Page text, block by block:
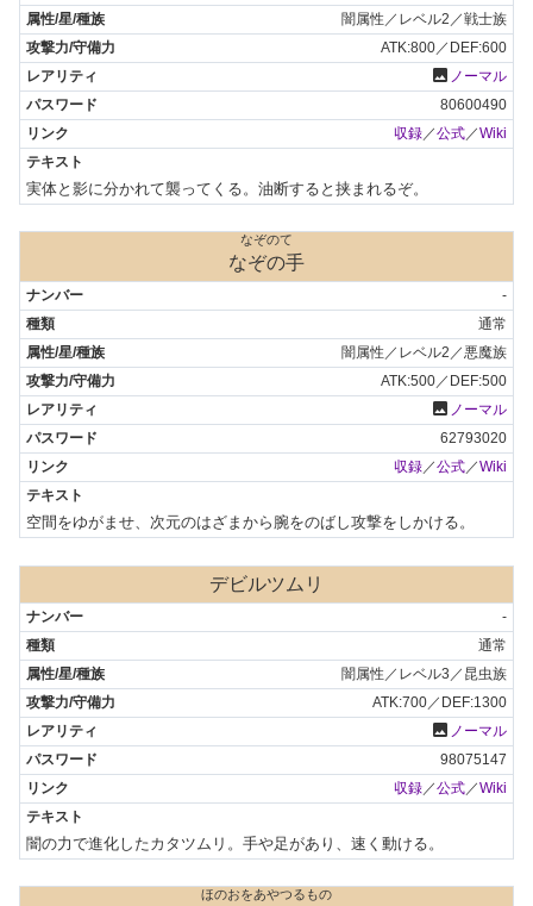
闇属性／レベル2／戦士族
ATK:800／DEF:600
photo ノーマル
80600490
収録／公式／Wiki
実体と影に分かれて襲ってくる。油断すると挟まれるぞ。
なぞのて
なぞの手
-
通常
闇属性／レベル2／悪魔族
ATK:500／DEF:500
photo ノーマル
62793020
収録／公式／Wiki
空間をゆがませ、次元のはざまから腕をのばし攻撃をしかける。
デビルツムリ
-
通常
闇属性／レベル3／昆虫族
ATK:700／DEF:1300
photo ノーマル
98075147
収録 ／公式 ／Wiki
闇の力で進化したカタツムリ。手や足があり、速く動ける。
ほのおをあやつるもの